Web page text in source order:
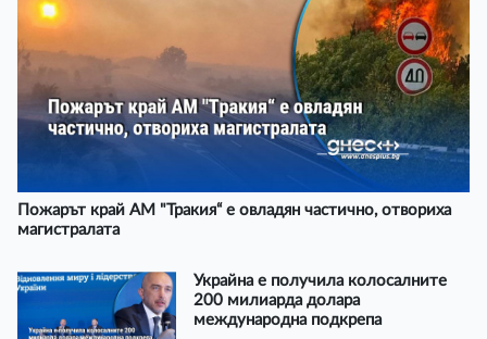
Пожарът край АМ "Тракия“ е овладян частично, отвориха
магистралата
Украйна е получила колосалните
200 милиарда долара
международна подкрепа